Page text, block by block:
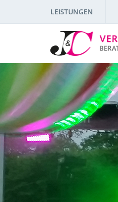
LEISTUNGEN